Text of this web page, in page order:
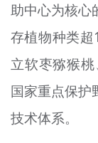
助中心为核心
存植物种类
立软枣猕猴
国家重点保护
技术体系。